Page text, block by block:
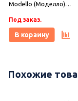
Modello (Моделло)
Gracia Ceramica
Под заказ.
В корзину
Похожие